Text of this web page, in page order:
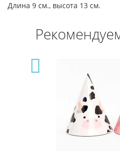
Длина 9 см., высота 13 см.